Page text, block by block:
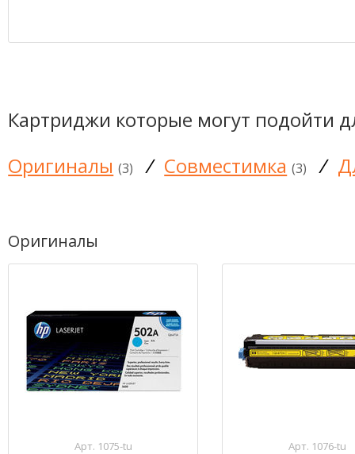
Картриджи которые могут подойти
Оригиналы (3) / Совместимка (3) /
Оригиналы
Арт. 1075-tu
Арт. 1076-tu